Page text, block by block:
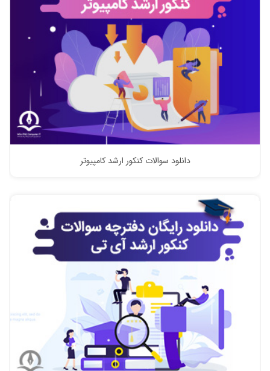
دانلود سوالات کنکور ارشد کامپیوتر